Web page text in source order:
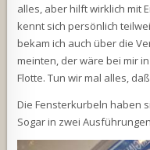
alles, aber hilft wirklich mit
kennt sich persönlich
bekam ich auch über die
meinten, der wäre bei mir
Flotte. Tun wir mal alles,
Die Fensterkurbeln haben
Sogar in zwei